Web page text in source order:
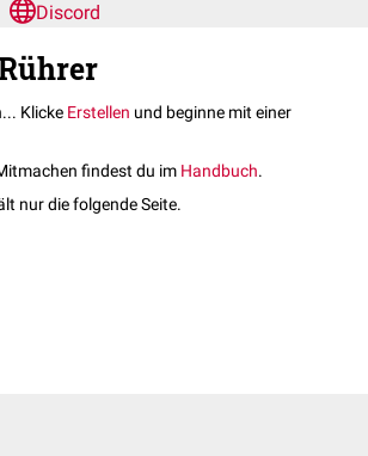
Discord
Klicke Erstellen und beginne mit einer
findest du im Handbuch.
nur die folgende Seite.